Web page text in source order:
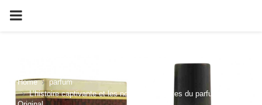
PRIMARY
Home
parfum
L’histoire captivante et les notes envoûtantes du parfum Tabac